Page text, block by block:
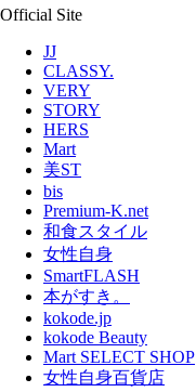
Official Site
JJ
CLASSY.
VERY
STORY
HERS
Mart
美ST
bis
Premium-K.net
和食スタイル
女性自身
SmartFLASH
本がすき。
kokode.jp
kokode Beauty
Mart SELECT SHOP
女性自身百貨店